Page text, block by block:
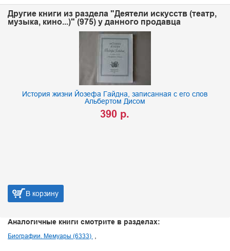
Другие книги из раздела "Деятели искусств (театр,
музыка, кино...)" (975) у данного продавца
История жизни Йозефа Гайдна, записанная с его слов
Альбертом Дисом
390 р.
В корзину
Аналогичные книги смотрите в разделах:
Биографии. Мемуары (6333)